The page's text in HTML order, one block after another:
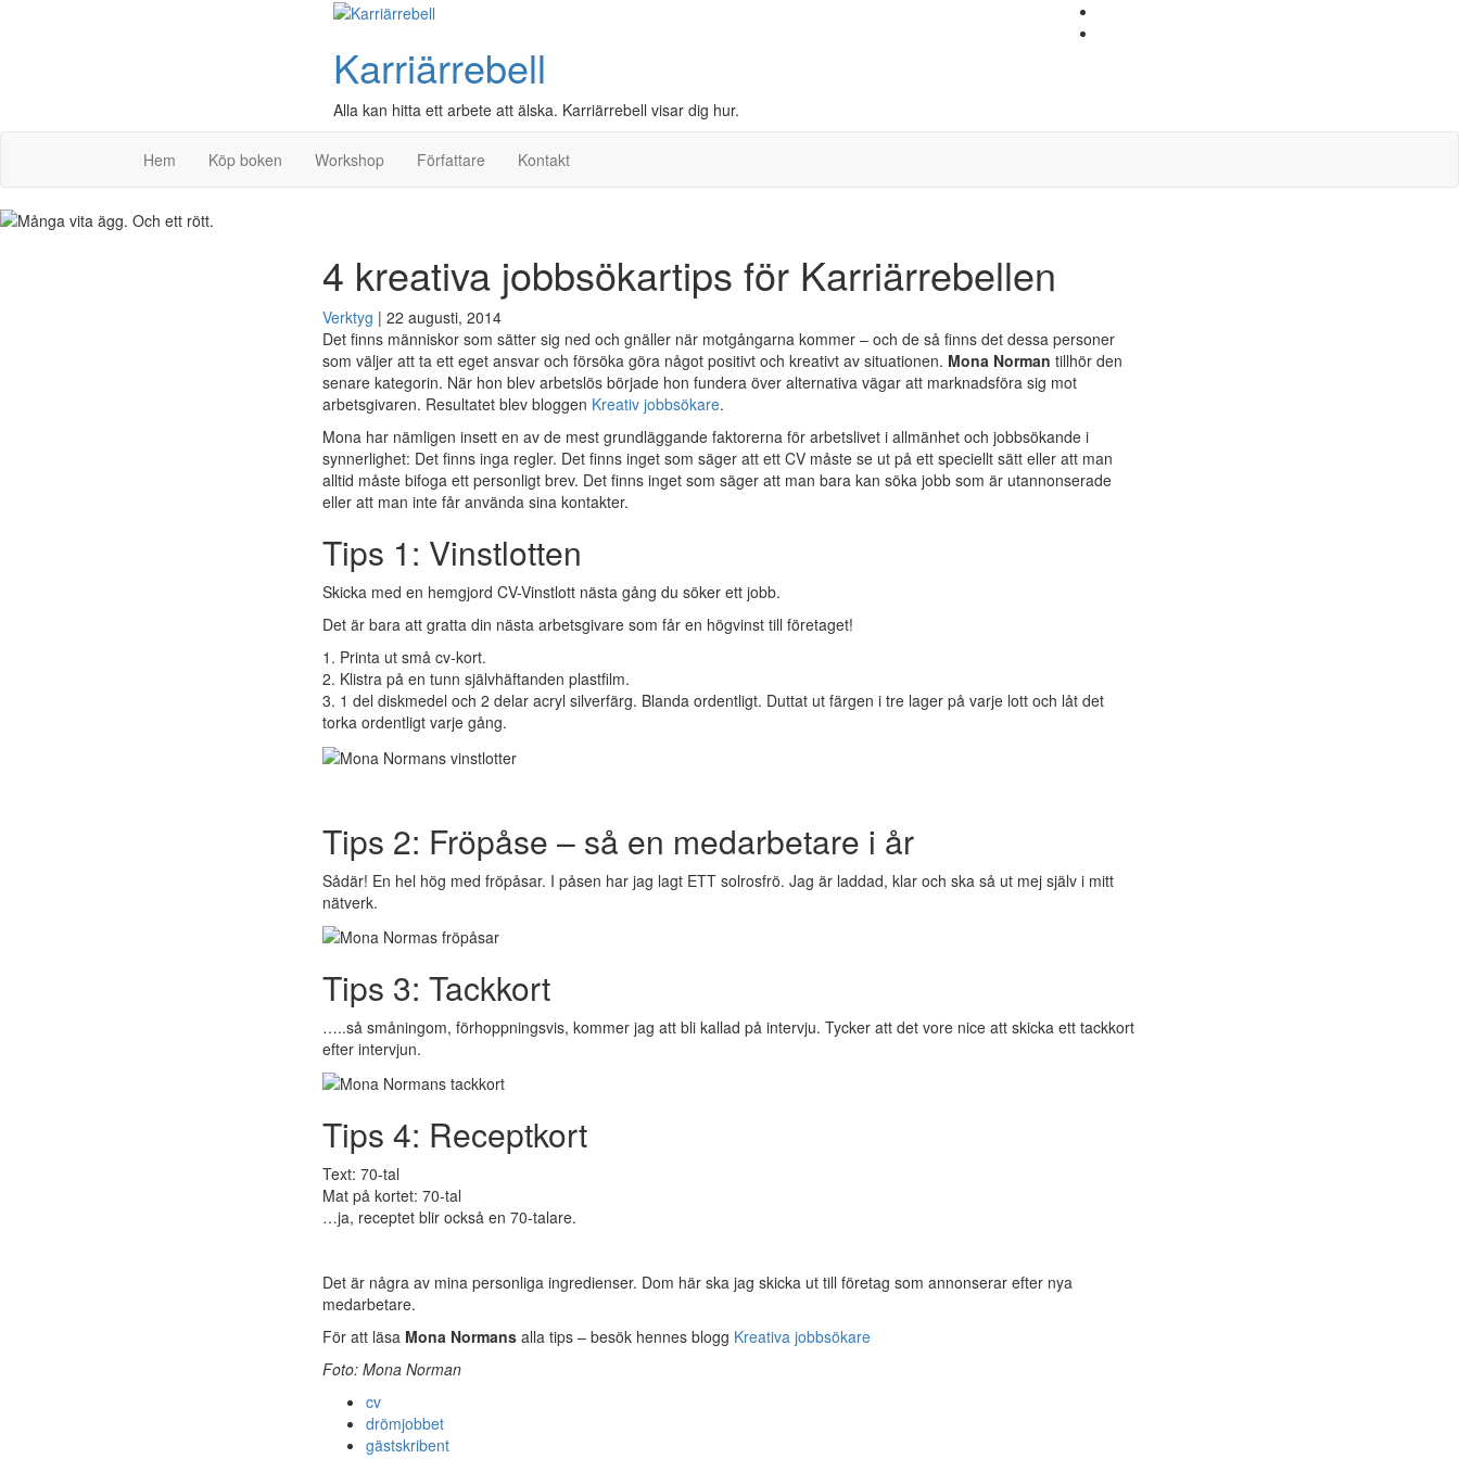
Karriärrebell
Alla kan hitta ett arbete att älska. Karriärrebell visar dig hur.
Hem Köp boken Workshop Författare Kontakt
4 kreativa jobbsökartips för Karriärrebellen
Verktyg | 22 augusti, 2014
Det finns människor som sätter sig ned och gnäller när motgångarna kommer – och de så finns det dessa personer
som väljer att ta ett eget ansvar och försöka göra något positivt och kreativt av situationen. Mona Norman tillhör den
senare kategorin. När hon blev arbetslös började hon fundera över alternativa vägar att marknadsföra sig mot
arbetsgivaren. Resultatet blev bloggen Kreativ jobbsökare.
Mona har nämligen insett en av de mest grundläggande faktorerna för arbetslivet i allmänhet och jobbsökande i
synnerlighet: Det finns inga regler. Det finns inget som säger att ett CV måste se ut på ett speciellt sätt eller att man
alltid måste bifoga ett personligt brev. Det finns inget som säger att man bara kan söka jobb som är utannonserade
eller att man inte får använda sina kontakter.
Tips 1: Vinstlotten
Skicka med en hemgjord CV-Vinstlott nästa gång du söker ett jobb.
Det är bara att gratta din nästa arbetsgivare som får en högvinst till företaget!
1. Printa ut små cv-kort.
2. Klistra på en tunn självhäftanden plastfilm.
3. 1 del diskmedel och 2 delar acryl silverfärg. Blanda ordentligt. Duttat ut färgen i tre lager på varje lott och låt det
torka ordentligt varje gång.
Tips 2: Fröpåse – så en medarbetare i år
Sådär! En hel hög med fröpåsar. I påsen har jag lagt ETT solrosfrö. Jag är laddad, klar och ska så ut mej själv i mitt
nätverk.
Tips 3: Tackkort
…..så småningom, förhoppningsvis, kommer jag att bli kallad på intervju. Tycker att det vore nice att skicka ett tackkort
efter intervjun.
Tips 4: Receptkort
Text: 70-tal
Mat på kortet: 70-tal
…ja, receptet blir också en 70-talare.
Det är några av mina personliga ingredienser. Dom här ska jag skicka ut till företag som annonserar efter nya
medarbetare.
För att läsa Mona Normans alla tips – besök hennes blogg Kreativa jobbsökare
Foto: Mona Norman
cv
drömjobbet
gästskribent